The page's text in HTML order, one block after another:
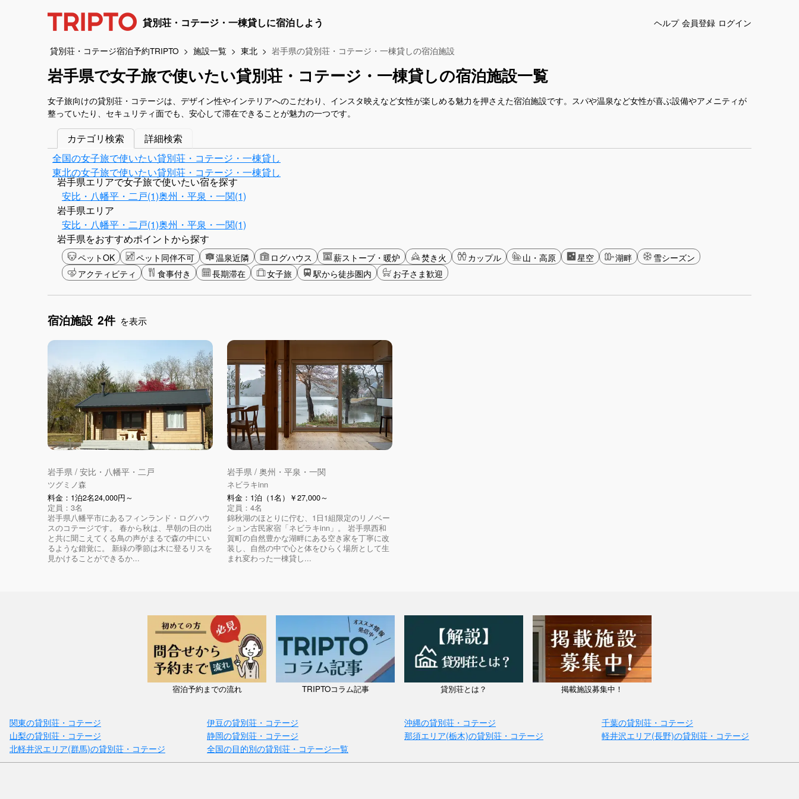
貸別荘・コテージ・一棟貸しに宿泊しよう ヘルプ 会員登録 ログイン
貸別荘・コテージ宿泊予約TRIPTO 施設一覧 東北 岩手県の貸別荘・コテージ・一棟貸しの宿泊施設
岩手県で女子旅で使いたい貸別荘・コテージ・一棟貸しの宿泊施設一覧
女子旅向けの貸別荘・コテージは、デザイン性やインテリアへのこだわり、インスタ映えなど女性が楽しめる魅力を押さえた宿泊施設です。スパや温泉など女性が喜ぶ設備やアメニティが
整っていたり、セキュリティ面でも、安心して滞在できることが魅力の一つです。
カテゴリ検索
詳細検索
全国の女子旅で使いたい貸別荘・コテージ・一棟貸し
東北の女子旅で使いたい貸別荘・コテージ・一棟貸し
岩手県エリアで女子旅で使いたい宿を探す
安比・八幡平・二戸(1)奥州・平泉・一関(1)
岩手県エリア
安比・八幡平・二戸(1)奥州・平泉・一関(1)
岩手県をおすすめポイントから探す
ペットOK ペット同伴不可 温泉近隣 ログハウス 薪ストーブ・暖炉 焚き火 カップル 山・高原 星空 湖畔
雪シーズン
アクティビティ
食事付き 長期滞在 女子旅 駅から徒歩圏内 お子さま歓迎
宿泊施設 2件 を表示
岩手県 / 安比・八幡平・二戸
ツグミノ森
料金：1泊2名24,000円～
定員：3名
岩手県八幡平市にあるフィンランド・ログハウ
スのコテージです。 春から秋は、早朝の日の出
と共に聞こえてくる鳥の声がまるで森の中にい
るような錯覚に。 新緑の季節は木に登るリスを
見かけることができるか...
岩手県 / 奥州・平泉・一関
ネビラキinn
料金：1泊（1名）￥27,000～
定員：4名
錦秋湖のほとりに佇む、1日1組限定のリノベー
ション古民家宿「ネビラキinn」。 岩手県西和
賀町の自然豊かな湖畔にある空き家を丁寧に改
装し、自然の中で心と体をひらく場所として生
まれ変わった一棟貸し...
宿泊予約までの流れ TRIPTOコラム記事 貸別荘とは？ 掲載施設募集中！
関東の貸別荘・コテージ 伊豆の貸別荘・コテージ 沖縄の貸別荘・コテージ
千葉の貸別荘・コテージ
山梨の貸別荘・コテージ
静岡の貸別荘・コテージ 那須エリア(栃木)の貸別荘・コテージ
軽井沢エリア(長野)の貸別荘・コテージ
北軽井沢エリア(群馬)の貸別荘・コテージ
全国の目的別の貸別荘・コテージ一覧